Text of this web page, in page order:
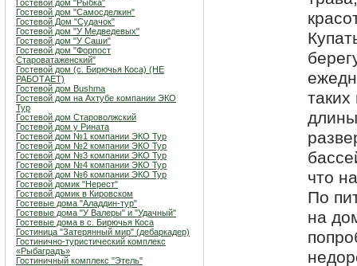
Гостевой дом "Рыбка"
Гостевой дом "Самосделкин"
Гостевой Дом "Судачок"
Гостевой дом "У Медведевых"
Гостевой дом "У Саши"
Гостевой дом "Форпост
Староватаженский"
Гостевой дом (с. Бирючья Коса) (НЕ
РАБОТАЕТ)
Гостевой дом Bushma
Гостевой дом на Ахтубе компании ЭКО
Тур
Гостевой дом Староволжский
Гостевой дом у Рината
Гостевой дом №1 компании ЭКО Тур
Гостевой дом №2 компании ЭКО Тур
Гостевой дом №3 компании ЭКО Тур
Гостевой дом №4 компании ЭКО Тур
Гостевой дом №6 компании ЭКО Тур
Гостевой домик "Нерест"
Гостевой домик в Кировском
Гостевые дома "Аладдин-тур"
Гостевые дома "У Валеры" и "Удачный"
Гостевые дома в с. Бирючья Коса
Гостиница "Затерянный мир" (дебаркадер)
Гостинично-туристический комплекс
«Рыбаградъ»
Гостиничный комплекс "Этель"
таких
что
По
на